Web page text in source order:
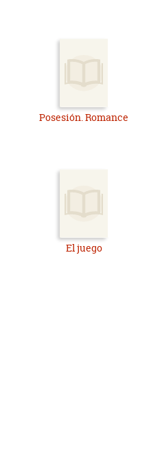
Posesión. Romance
El juego